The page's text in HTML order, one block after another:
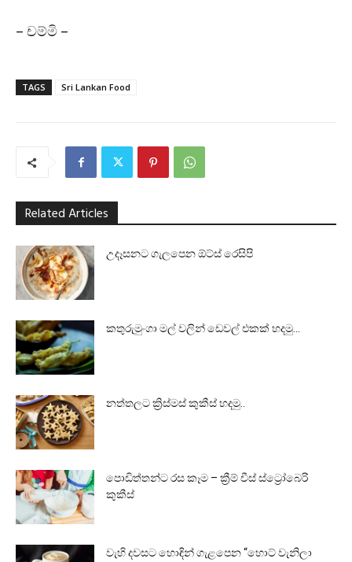
– චම්මි –
TAGS Sri Lankan Food
Related Articles
උදෑසනට ගැලපෙන ඕට්ස් රෙසිපි
කතුරුමුංගා මල් වලින් ඩෙවල් එකක් හදමු…
නත්තලට ක්‍රිස්මස් කුකීස් හදමු..
පොඩිත්තන්ට රස කෑම – ක්‍රීම් චීස් ස්ට්‍රෝබෙරි
කුකීස්
වැහි දවසට හොඳින් ගැළපෙන “හොට් වැනිලා